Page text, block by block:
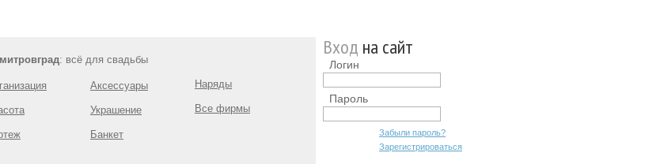
: всё для свадьбы
Аксессуары
Украшение
Банкет
Наряды
Все фирмы
Вход на сайт
Логин
Пароль
Забыли пароль?
Зарегистрироваться